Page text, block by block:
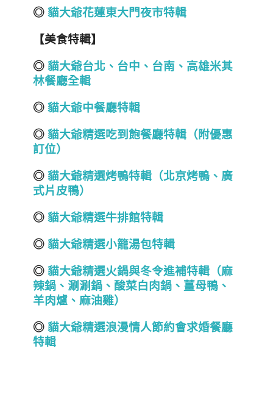
◎ 貓大爺花蓮東大門夜市特輯
【美食特輯】
◎ 貓大爺台北 、 台中 、 台南 、 高雄米其
林餐廳全輯
◎ 貓大爺中餐廳特輯
◎ 貓大爺精選吃到飽餐廳特輯（附優惠
訂位）
◎ 貓大爺精選烤鴨特輯（北京烤鴨、廣
式片皮鴨）
◎ 貓大爺精選牛排館特輯
◎ 貓大爺精選小籠湯包特輯
◎ 貓大爺精選火鍋與冬令進補特輯（麻
辣鍋、涮涮鍋、酸菜白肉鍋 、 薑母鴨 、
羊肉爐 、 麻油雞）
◎ 貓大爺精選浪漫情人節約會求婚餐廳
特輯